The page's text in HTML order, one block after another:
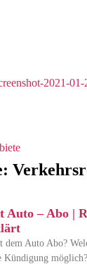
Auto – Abo |
Auto Abo?
Kündigung